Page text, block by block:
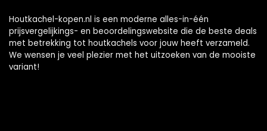
Houtkachel-kopen.nl is een moderne alles-in-één
prijsvergelijkings- en beoordelingswebsite die de beste deals
met betrekking tot houtkachels voor jouw heeft verzameld.
We wensen je veel plezier met het uitzoeken van de mooiste
variant!